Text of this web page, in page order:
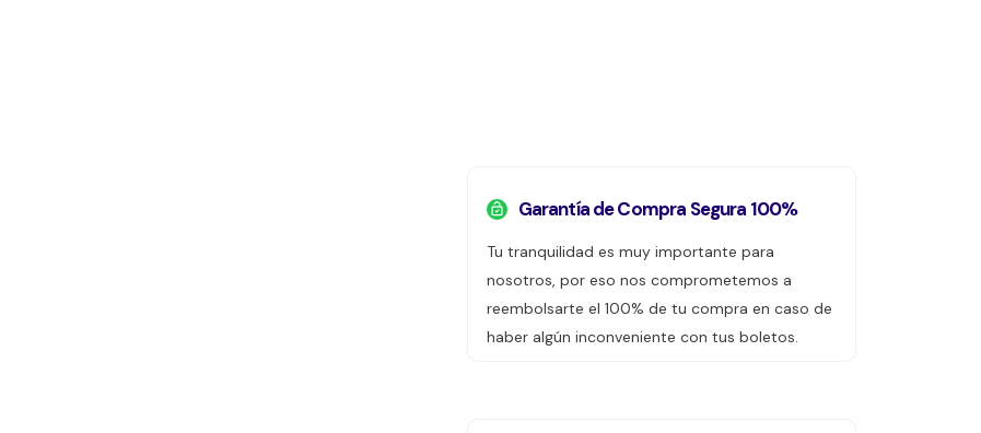
Garantía de Compra Segura 100%
Tu tranquilidad es muy importante para
nosotros, por eso nos comprometemos a
reembolsarte el 100% de tu compra en caso de
haber algún inconveniente con tus boletos.